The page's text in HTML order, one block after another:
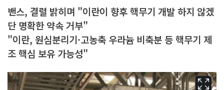
밴스, 결렬 밝히며 "이란이 향후 핵무기 개발 하지 않겠
단 명확한 약속 거부"
"이란, 원심분리기·고농축 우라늄 비축분 등 핵무기 제
조 핵심 보유 가능성"